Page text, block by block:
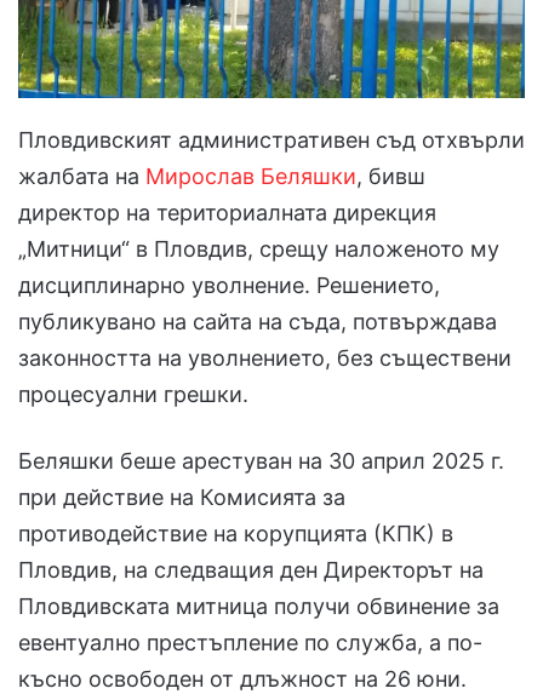
Пловдивският административен съд отхвърли
жалбата на Мирослав Беляшки, бивш
директор на териториалната дирекция
„Митници“ в Пловдив, срещу наложеното му
дисциплинарно уволнение. Решението,
публикувано на сайта на съда, потвърждава
законността на уволнението, без съществени
процесуални грешки.
Беляшки беше арестуван на 30 април 2025 г.
при действие на Комисията за
противодействие на корупцията (КПК) в
Пловдив, на следващия ден Директорът на
Пловдивската митница получи обвинение за
евентуално престъпление по служба, а по-
късно освободен от длъжност на 26 юни.